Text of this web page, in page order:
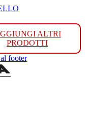
ALTRI
PRODOTTI
footer